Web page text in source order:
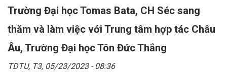
Trường Đại học Tomas Bata, CH Séc sang
thăm và làm việc với Trung tâm hợp tác Châu
Âu, Trường Đại học Tôn Đức Thắng
TDTU, T3, 05/23/2023 - 08:36